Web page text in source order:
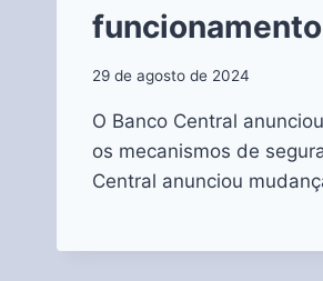
29 de agosto de 2024
O Banco Central
os mecanismos de
Central anunciou